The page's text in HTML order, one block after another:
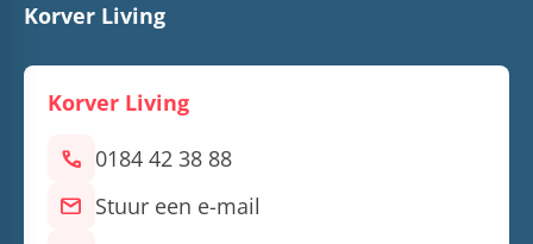
Korver Living
Korver Living
call 0184 42 38 88
mail Stuur een e-mail